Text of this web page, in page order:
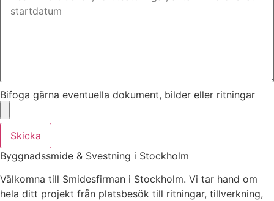
Bifoga gärna eventuella dokument, bilder eller ritningar
Skicka
Byggnadssmide & Svestning i Stockholm
Välkomna till Smidesfirman i Stockholm. Vi tar hand om
hela ditt projekt från platsbesök till ritningar, tillverkning,